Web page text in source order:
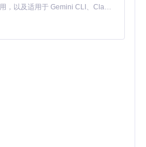
似于软件的"API版本控制"，确
免费、本地、开源的 24/7 全天候 Cowork 应用，以及适用于 Gemini CLI、Claude Code、Codex、OpenCode、Qwen Code、Goose CLI、Auggie 等的 OpenClaw | 🌟 喜欢就点star吧